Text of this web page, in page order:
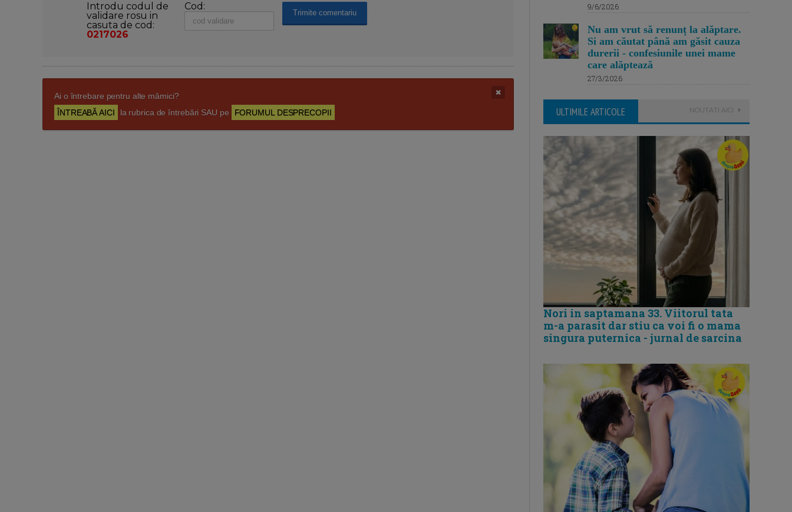
Introdu codul de
validare rosu in
casuta de cod:
0217026
Cod:
Ai o întrebare pentru alte mămici?
ÎNTREABĂ AICI
la rubrica de întrebări SAU pe FORUMUL DESPRECOPII
9/6/2026
Nu am vrut să renunț la alăptare.
Si am căutat până am găsit cauza
durerii - confesiunile unei mame
care alăptează
27/3/2026
ULTIMILE ARTICOLE NOUTATI AICI
Nori in saptamana 33. Viitorul tata
m-a parasit dar stiu ca voi fi o mama
singura puternica - jurnal de sarcina